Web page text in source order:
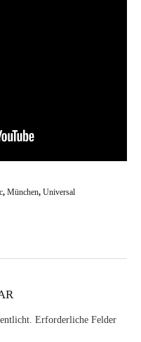
, München, Universal
Erforderliche Felder